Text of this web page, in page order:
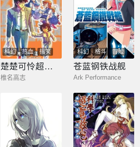
科幻 热血 搞笑
楚楚可怜超能少女组
椎名高志
科幻 格斗 冒险
苍蓝钢铁战舰
Ark Performance